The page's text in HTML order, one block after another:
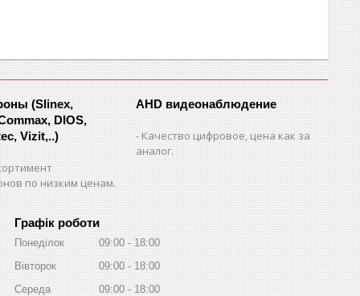
(Slinex,
DIOS,
Vizit,..)
по низким ценам.
AHD видеонаблюдение
Качество цифровое, цена как за
аналог.
Графік роботи
Понеділок 09:00
18:00
Вівторок
09:00
18:00
Середа
09:00
18:00